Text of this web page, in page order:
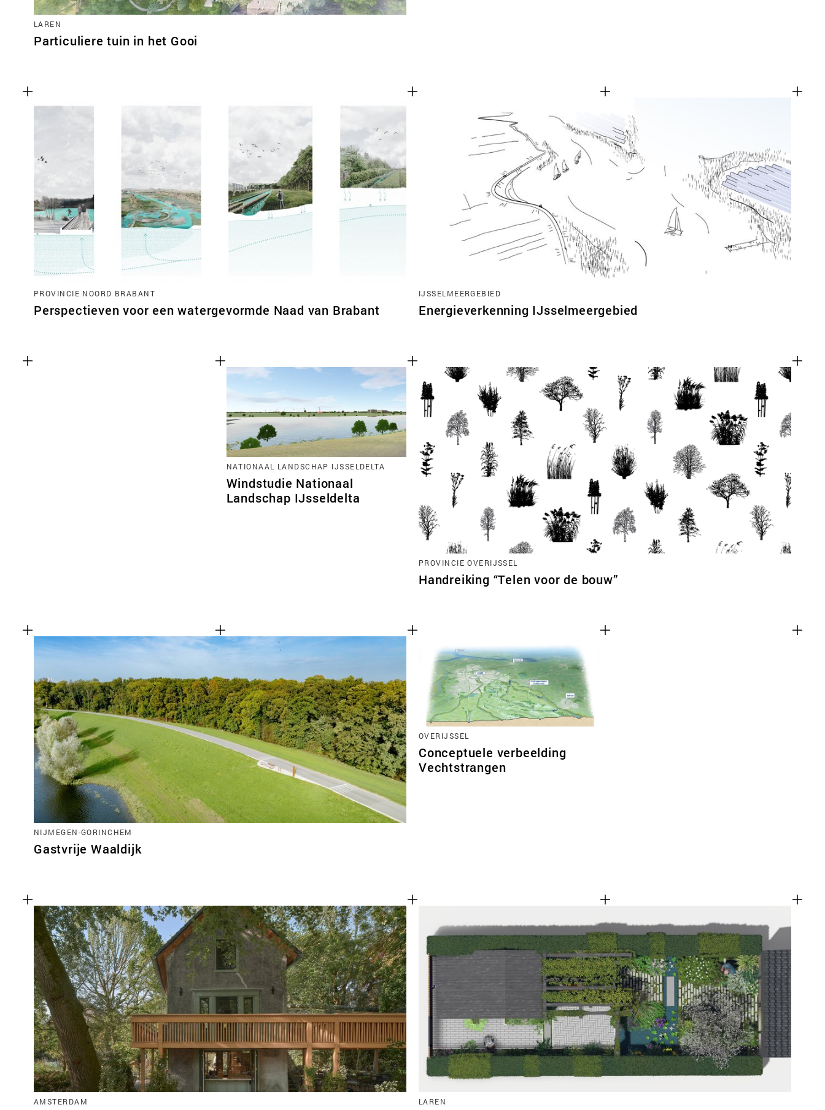
LAREN
Particuliere tuin in het Gooi
PROVINCIE NOORD BRABANT
Perspectieven voor een watergevormde Naad van Brabant
IJSSELMEERGEBIED
Energieverkenning IJsselmeergebied
NATIONAAL LANDSCHAP IJSSELDELTA
Windstudie Nationaal
Landschap IJsseldelta
PROVINCIE OVERIJSSEL
Handreiking “Telen voor de bouw”
NIJMEGEN-GORINCHEM
Gastvrije Waaldijk
OVERIJSSEL
Conceptuele verbeelding
Vechtstrangen
AMSTERDAM LAREN